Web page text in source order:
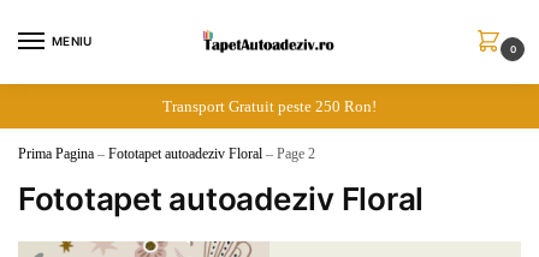
MENIU
0
Transport Gratuit peste 250 Ron!
Prima Pagina – Fototapet autoadeziv Floral – Page 2
Fototapet autoadeziv Floral